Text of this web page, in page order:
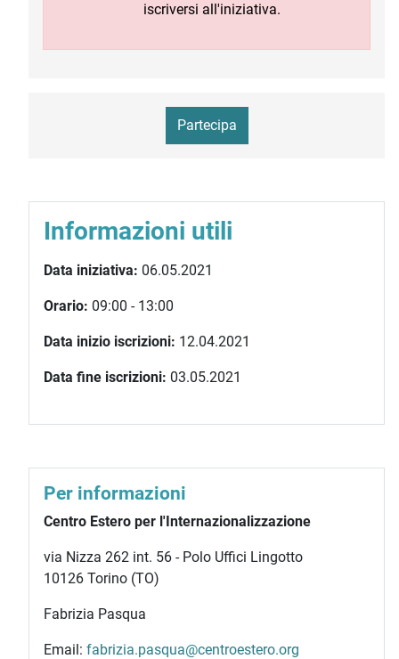
iscriversi all'iniziativa.
Partecipa
Informazioni utili
Data iniziativa: 06.05.2021
Orario: 09:00 - 13:00
Data inizio iscrizioni: 12.04.2021
Data fine iscrizioni: 03.05.2021
Per informazioni
Centro Estero per l'Internazionalizzazione
via Nizza 262 int. 56 - Polo Uffici Lingotto
10126 Torino (TO)
Fabrizia Pasqua
Email: fabrizia.pasqua@centroestero.org